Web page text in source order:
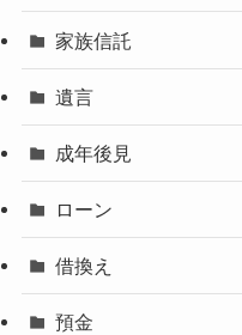
家族信託
遺言
成年後見
ローン
借換え
預金